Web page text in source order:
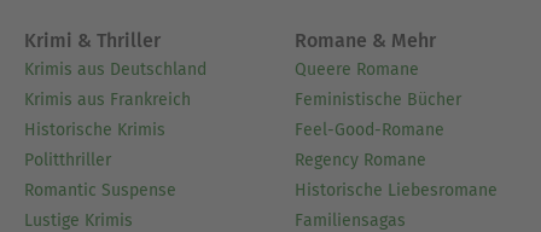
Krimi & Thriller
Krimis aus Deutschland
Krimis aus Frankreich
Historische Krimis
Politthriller
Romantic Suspense
Lustige Krimis
Romane & Mehr
Queere Romane
Feministische Bücher
Feel-Good-Romane
Regency Romane
Historische Liebesromane
Familiensagas